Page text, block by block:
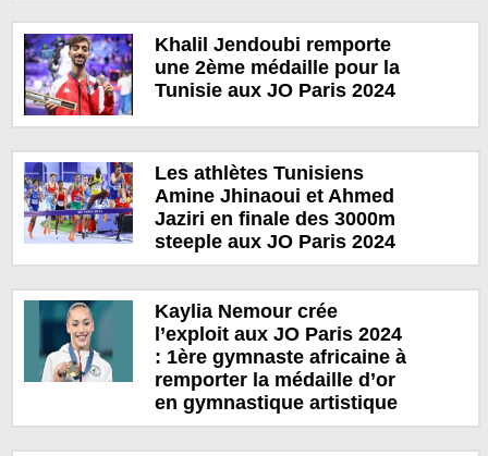
Khalil Jendoubi remporte
une 2ème médaille pour la
Tunisie aux JO Paris 2024
Les athlètes Tunisiens
Amine Jhinaoui et Ahmed
Jaziri en finale des 3000m
steeple aux JO Paris 2024
Kaylia Nemour crée
l’exploit aux JO Paris 2024
: 1ère gymnaste africaine à
remporter la médaille d’or
en gymnastique artistique